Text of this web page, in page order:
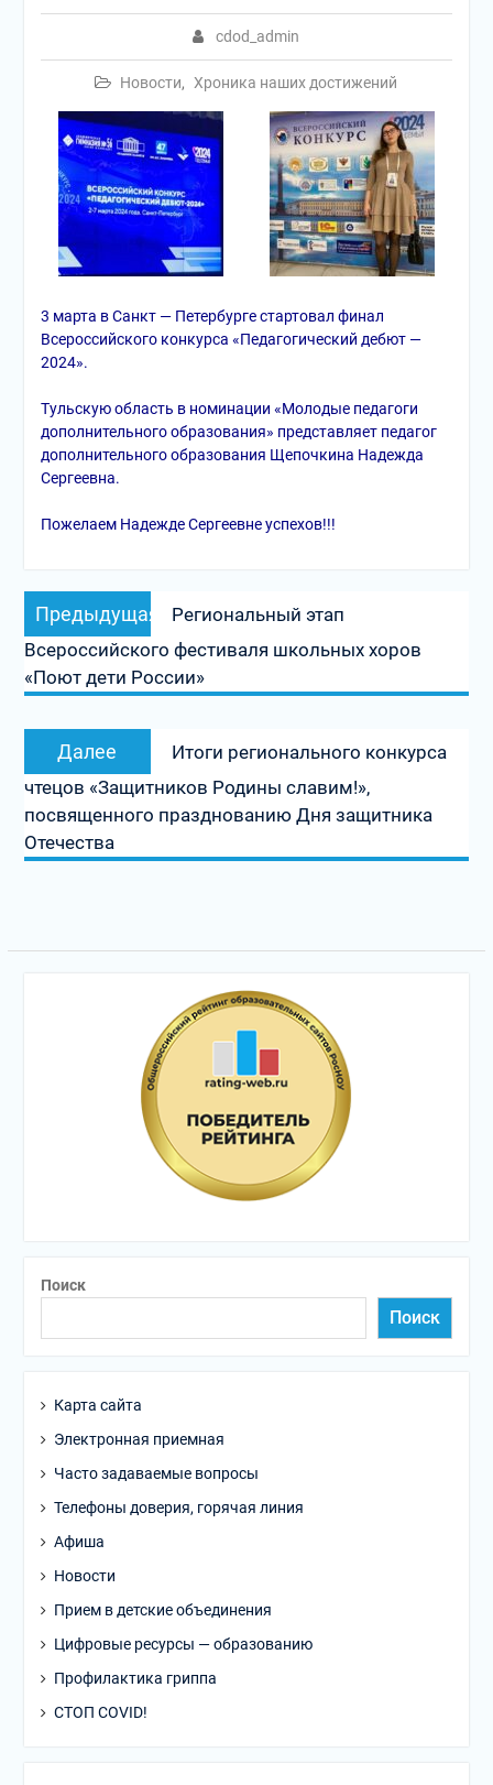
cdod_admin
Новости, Хроника наших достижений
3 марта в Санкт — Петербурге стартовал финал
Всероссийского конкурса «Педагогический дебют —
2024».
Тульскую область в номинации «Молодые педагоги
дополнительного образования» представляет педагог
дополнительного образования Щепочкина Надежда
Сергеевна.
Пожелаем Надежде Сергеевне успехов!!!
Навигация
по
записям
Предыдущая
запись:
Региональный этап
Всероссийского фестиваля школьных хоров
«Поют дети России»
Далее
запись:
Итоги регионального конкурса
чтецов «Защитников Родины славим!»,
посвященного празднованию Дня защитника
Отечества
Поиск
Поиск
Карта сайта
Электронная приемная
Часто задаваемые вопросы
Телефоны доверия, горячая линия
Афиша
Новости
Прием в детские объединения
Цифровые ресурсы — образованию
Профилактика гриппа
СТОП COVID!